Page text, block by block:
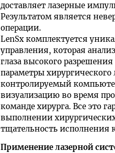
доставляет лазерные
Результатом является
операции.
LenSx комплектуется
управления, которая
глаза высокого
параметры
контролируемый
визуализацию во время
команде хирурга. Все это
выполнении
тщательность исполнения
Применение лазерной